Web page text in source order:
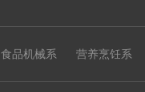
食品机械系 营养烹饪系